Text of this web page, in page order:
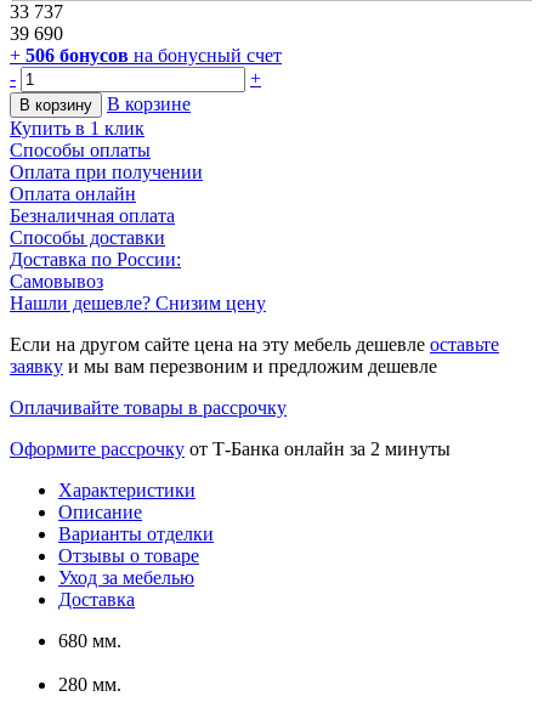
33 737
39 690
+ 506 бонусов на бонусный счет
-
+
В корзину
В корзине
Купить в 1 клик
Способы оплаты
Оплата при получении
Оплата онлайн
Безналичная оплата
Способы доставки
Доставка по России:
Самовывоз
Нашли дешевле? Снизим цену
Если на другом сайте цена на эту мебель дешевле оставьте
заявку и мы вам перезвоним и предложим дешевле
Оплачивайте товары в рассрочку
Оформите рассрочку от Т-Банка онлайн за 2 минуты
Характеристики
Описание
Варианты отделки
Отзывы о товаре
Уход за мебелью
Доставка
680 мм.
280 мм.